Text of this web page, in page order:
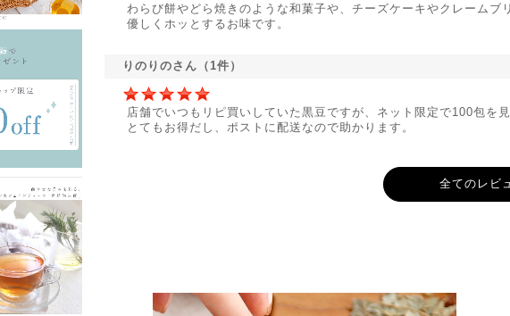
わらび餅やどら焼きのような和菓子や、チーズケーキやクレームブ
優しくホッとするお味です。
りのりのさん（1件）
店舗でいつもリピ買いしていた黒豆ですが、ネット限定で100包を
とてもお得だし、ポストに配送なので助かります。
全てのレビ